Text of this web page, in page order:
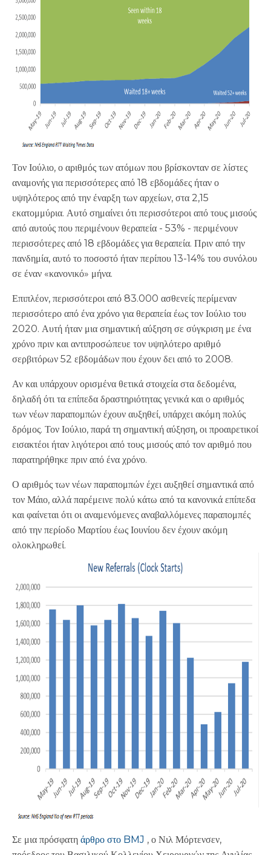
Τον Ιούλιο, ο αριθμός των ατόμων που βρίσκονταν σε λίστες
αναμονής για περισσότερες από 18 εβδομάδες ήταν ο
υψηλότερος από την έναρξη των αρχείων, στα 2,15
εκατομμύρια. Αυτό σημαίνει ότι περισσότεροι από τους μισούς
από αυτούς που περιμένουν θεραπεία - 53% - περιμένουν
περισσότερες από 18 εβδομάδες για θεραπεία. Πριν από την
πανδημία, αυτό το ποσοστό ήταν περίπου 13-14% του συνόλου
σε έναν «κανονικό» μήνα.
Επιπλέον, περισσότεροι από 83.000 ασθενείς περίμεναν
περισσότερο από ένα χρόνο για θεραπεία έως τον Ιούλιο του
2020. Αυτή ήταν μια σημαντική αύξηση σε σύγκριση με ένα
χρόνο πριν και αντιπροσώπευε τον υψηλότερο αριθμό
σερβιτόρων 52 εβδομάδων που έχουν δει από το 2008.
Αν και υπάρχουν ορισμένα θετικά στοιχεία στα δεδομένα,
δηλαδή ότι τα επίπεδα δραστηριότητας γενικά και ο αριθμός
των νέων παραπομπών έχουν αυξηθεί, υπάρχει ακόμη πολύς
δρόμος. Τον Ιούλιο, παρά τη σημαντική αύξηση, οι προαιρετικοί
εισακτέοι ήταν λιγότεροι από τους μισούς από τον αριθμό που
παρατηρήθηκε πριν από ένα χρόνο.
Ο αριθμός των νέων παραπομπών έχει αυξηθεί σημαντικά από
τον Μάιο, αλλά παρέμεινε πολύ κάτω από τα κανονικά επίπεδα
και φαίνεται ότι οι αναμενόμενες αναβαλλόμενες παραπομπές
από την περίοδο Μαρτίου έως Ιουνίου δεν έχουν ακόμη
ολοκληρωθεί.
Σε μια πρόσφατη άρθρο στο BMJ , ο Νιλ Μόρτενσεν,